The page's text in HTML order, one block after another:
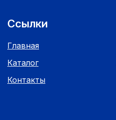
Ссылки
Главная
Каталог
Контакты